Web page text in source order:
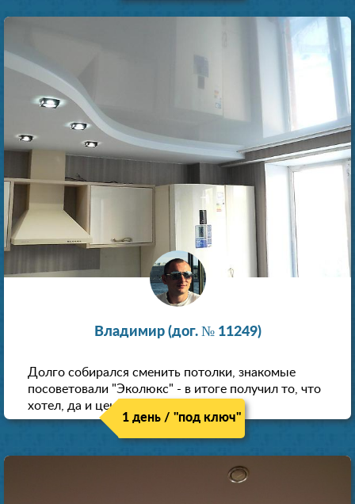
Владимир (дог. № 11249)
Долго собирался сменить потолки, знакомые
посоветовали "Эколюкс" - в итоге получил то, что
хотел, да и цена нормальная.
1 день / "под ключ"